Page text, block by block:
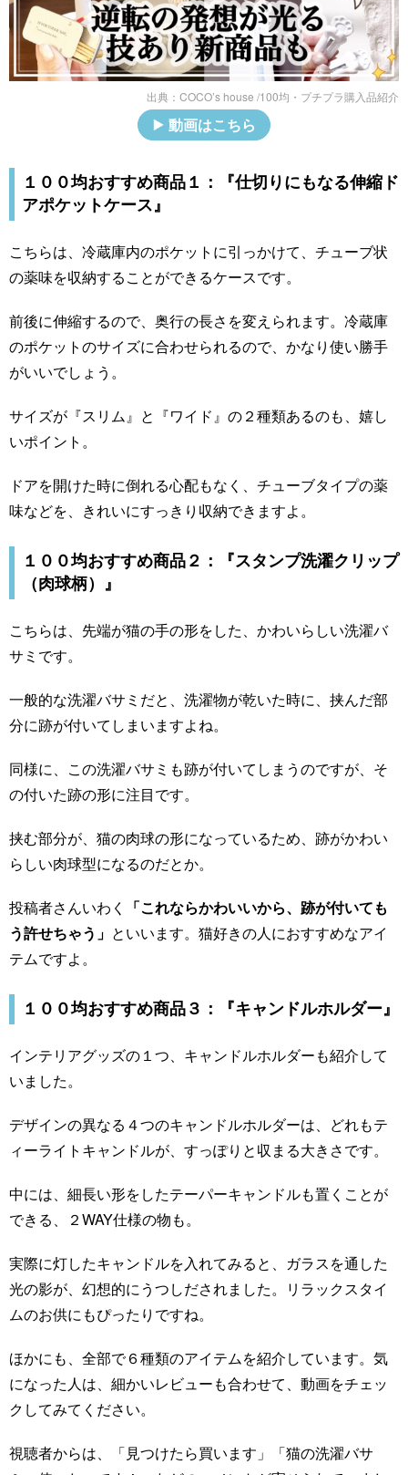
出典： COCO’s house /100均・プチプラ購入品紹介
動画はこちら
１００均おすすめ商品１：『仕切りにもなる伸縮ド
アポケットケース』
こちらは、冷蔵庫内のポケットに引っかけて、チューブ状
の薬味を収納することができるケースです。
前後に伸縮するので、奥行の長さを変えられます。冷蔵庫
のポケットのサイズに合わせられるので、かなり使い勝手
がいいでしょう。
サイズが『スリム』と『ワイド』の２種類あるのも、嬉し
いポイント。
ドアを開けた時に倒れる心配もなく、チューブタイプの薬
味などを、きれいにすっきり収納できますよ。
１００均おすすめ商品２：『スタンプ洗濯クリップ
（肉球柄）』
こちらは、先端が猫の手の形をした、かわいらしい洗濯バ
サミです。
一般的な洗濯バサミだと、洗濯物が乾いた時に、挟んだ部
分に跡が付いてしまいますよね。
同様に、この洗濯バサミも跡が付いてしまうのですが、そ
の付いた跡の形に注目です。
挟む部分が、猫の肉球の形になっているため、跡がかわい
らしい肉球型になるのだとか。
投稿者さんいわく
「これならかわいいから、跡が付いても
う許せちゃう」 といいます。猫好きの人におすすめなアイ
テムですよ。
１００均おすすめ商品３：『キャンドルホルダー』
インテリアグッズの１つ、キャンドルホルダーも紹介して
いました。
デザインの異なる４つのキャンドルホルダーは、どれもテ
ィーライトキャンドルが、すっぽりと収まる大きさです。
中には、細長い形をしたテーパーキャンドルも置くことが
できる、２WAY仕様の物も。
実際に灯したキャンドルを入れてみると、ガラスを通した
光の影が、幻想的にうつしだされました。リラックスタイ
ムのお供にもぴったりですね。
ほかにも、全部で６種類のアイテムを紹介しています。気
になった人は、細かいレビューも合わせて、動画をチェッ
クしてみてください。
視聴者からは、「見つけたら買います」「猫の洗濯バサ